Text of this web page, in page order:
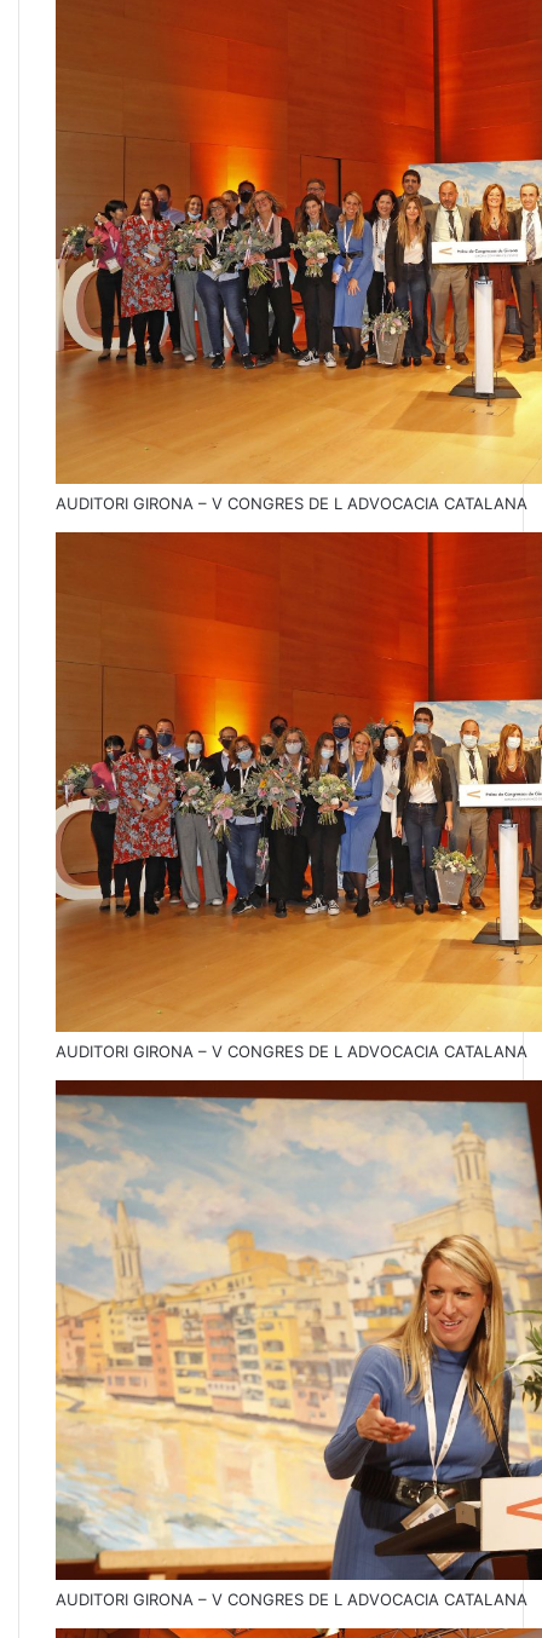
AUDITORI GIRONA – V CONGRES DE L ADVOCACIA CATALANA
AUDITORI GIRONA – V CONGRES DE L ADVOCACIA CATALANA
AUDITORI GIRONA – V CONGRES DE L ADVOCACIA CATALANA